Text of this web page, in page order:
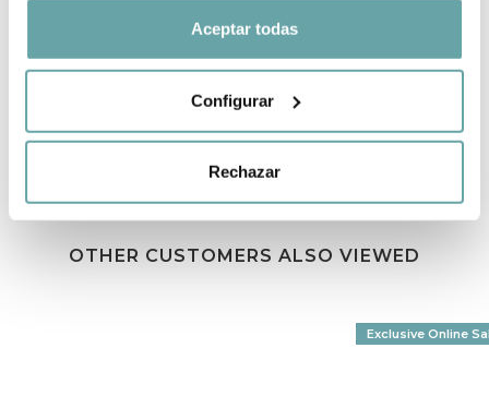
Aceptar todas
Configurar
Rechazar
OTHER CUSTOMERS ALSO VIEWED
Exclusive Online